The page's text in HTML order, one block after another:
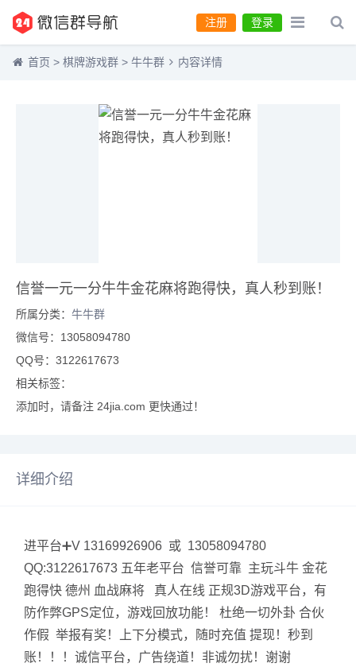
登录
注册
首页 > 棋牌游戏群 > 牛牛群 内容详情
信誉一元一分牛牛金花麻将跑得快，真人秒到账！
所属分类： 牛牛群
微信号：13058094780
QQ号：3122617673
相关标签：
添加时，请备注 24jia.com 更快通过！
详细介绍
进平台➕V 13169926906 或 13058094780
QQ:3122617673 五年老平台 信誉可靠 主玩斗牛 金花
跑得快 德州 血战麻将 真人在线 正规3D游戏平台，有
防作弊GPS定位，游戏回放功能！ 杜绝一切外卦 合伙
作假 举报有奖！上下分模式，随时充值 提现！秒到
账！！！诚信平台，广告绕道！非诚勿扰！谢谢